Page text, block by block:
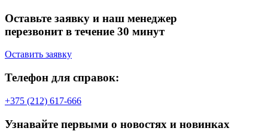
Оставьте заявку и наш менеджер
перезвонит в течение 30 минут
Оставить заявку
Телефон для справок:
+375 (212) 617-666
Узнавайте первыми о новостях и новинках